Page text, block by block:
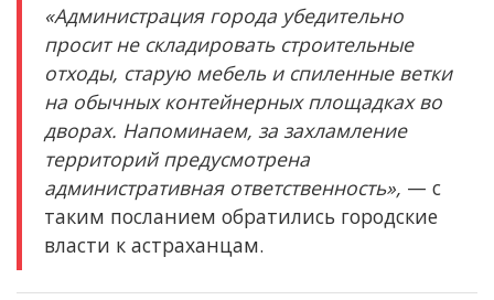
«Администрация города убедительно
просит не складировать строительные
отходы, старую мебель и спиленные ветки
на обычных контейнерных площадках во
дворах. Напоминаем, за захламление
территорий предусмотрена
административная ответственность», — с
таким посланием обратились городские
власти к астраханцам.